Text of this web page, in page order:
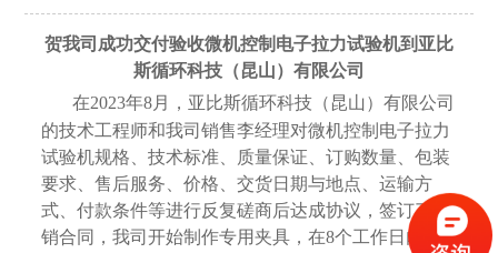
贺我司成功交付验收微机控制电子拉力试验机到亚比
斯循环科技（昆山）有限公司
在2023年8月，亚比斯循环科技（昆山）有限公司
的技术工程师和我司销售李经理对微机控制电子拉力
试验机规格、技术标准、质量保证、订购数量、包装
要求、售后服务、价格、交货日期与地点、运输方
式、付款条件等进行反复磋商后达成协议，签订了购
销合同，我司开始制作专用夹具，在8个工作日内完